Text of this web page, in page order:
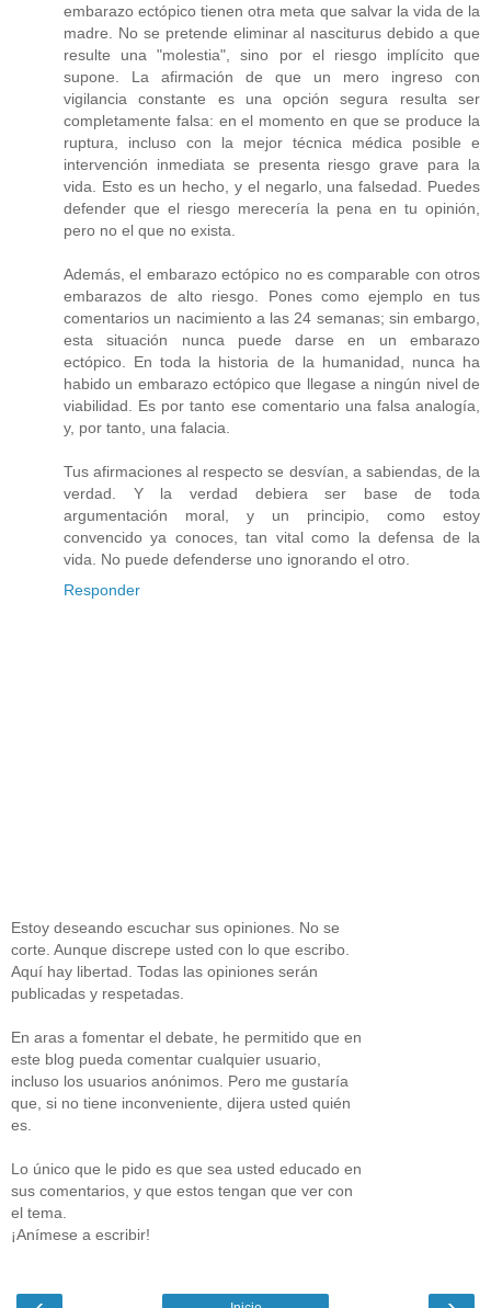
embarazo ectópico tienen otra meta que salvar la vida de la
madre. No se pretende eliminar al nasciturus debido a que
resulte una "molestia", sino por el riesgo implícito que
supone. La afirmación de que un mero ingreso con
vigilancia constante es una opción segura resulta ser
completamente falsa: en el momento en que se produce la
ruptura, incluso con la mejor técnica médica posible e
intervención inmediata se presenta riesgo grave para la
vida. Esto es un hecho, y el negarlo, una falsedad. Puedes
defender que el riesgo merecería la pena en tu opinión,
pero no el que no exista.
Además, el embarazo ectópico no es comparable con otros
embarazos de alto riesgo. Pones como ejemplo en tus
comentarios un nacimiento a las 24 semanas; sin embargo,
esta situación nunca puede darse en un embarazo
ectópico. En toda la historia de la humanidad, nunca ha
habido un embarazo ectópico que llegase a ningún nivel de
viabilidad. Es por tanto ese comentario una falsa analogía,
y, por tanto, una falacia.
Tus afirmaciones al respecto se desvían, a sabiendas, de la
verdad. Y la verdad debiera ser base de toda
argumentación moral, y un principio, como estoy
convencido ya conoces, tan vital como la defensa de la
vida. No puede defenderse uno ignorando el otro.
Responder
Estoy deseando escuchar sus opiniones. No se
corte. Aunque discrepe usted con lo que escribo.
Aquí hay libertad. Todas las opiniones serán
publicadas y respetadas.
En aras a fomentar el debate, he permitido que en
este blog pueda comentar cualquier usuario,
incluso los usuarios anónimos. Pero me gustaría
que, si no tiene inconveniente, dijera usted quién
es.
Lo único que le pido es que sea usted educado en
sus comentarios, y que estos tengan que ver con
el tema.
¡Anímese a escribir!